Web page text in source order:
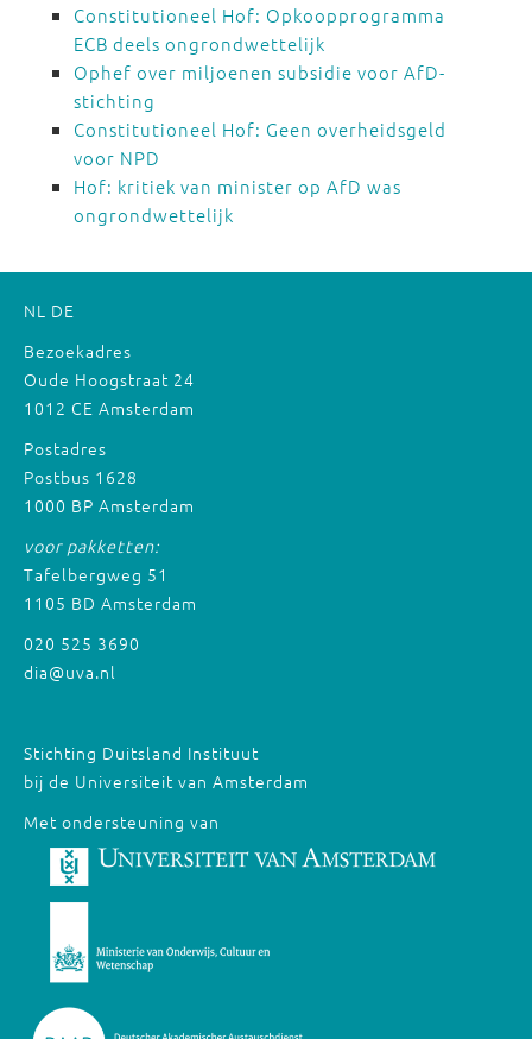
Constitutioneel Hof: Opkoopprogramma
ECB deels ongrondwettelijk
Ophef over miljoenen subsidie voor AfD-
stichting
Constitutioneel Hof: Geen overheidsgeld
voor NPD
Hof: kritiek van minister op AfD was
ongrondwettelijk
NL DE
Bezoekadres
Oude Hoogstraat 24
1012 CE Amsterdam
Postadres
Postbus 1628
1000 BP Amsterdam
voor pakketten:
Tafelbergweg 51
1105 BD Amsterdam
020 525 3690
dia@uva.nl
Stichting Duitsland Instituut
bij de Universiteit van Amsterdam
Met ondersteuning van